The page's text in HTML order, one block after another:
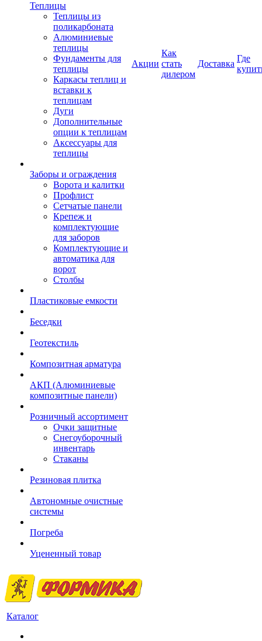
Теплицы
Теплицы из
поликарбоната
Алюминиевые
теплицы
Фундаменты для
теплицы
Каркасы теплиц и
вставки к
теплицам
Дуги
Дополнительные
опции к теплицам
Аксессуары для
теплицы
Заборы и ограждения
Ворота и калитки
Профлист
Сетчатые панели
Крепеж и
комплектующие
для заборов
Комплектующие и
автоматика для
ворот
Столбы
Пластиковые емкости
Беседки
Геотекстиль
Композитная арматура
АКП (Алюминиевые
композитные панели)
Розничный ассортимент
Очки защитные
Снегоуборочный
инвентарь
Стаканы
Резиновая плитка
Автономные очистные
системы
Погреба
Уцененный товар
Акции
Как
стать
дилером
Доставка
Где
Каталог